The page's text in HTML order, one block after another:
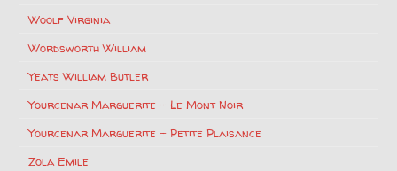
Woolf Virginia
Wordsworth William
Yeats William Butler
Yourcenar Marguerite – Le Mont Noir
Yourcenar Marguerite – Petite Plaisance
Zola Emile